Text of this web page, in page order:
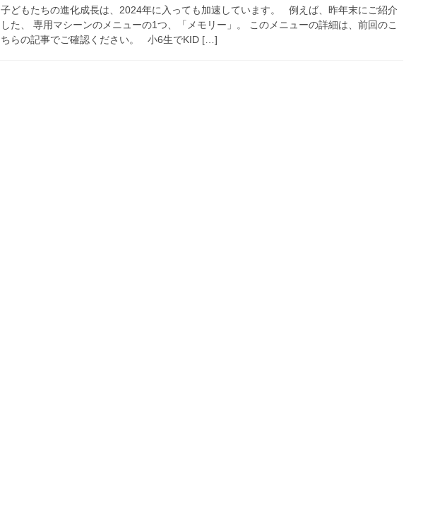
子どもたちの進化成長は、2024年に入っても加速しています。 例えば、昨年末にご紹介
した、 専用マシーンのメニューの1つ、「メモリー」。 このメニューの詳細は、前回のこ
ちらの記事でご確認ください。 小6生でKID […]